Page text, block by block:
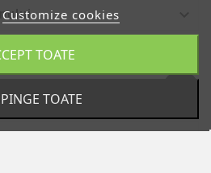
Customize cookies
TOATE
TOATE